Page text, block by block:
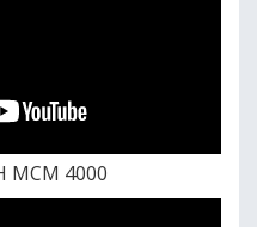
MCM 4000